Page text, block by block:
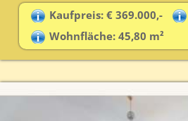
Kaufpreis: € 369.000,-
Wohnfläche: 45,80 m²